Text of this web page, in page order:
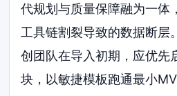
代规划与质量保障融为一体
工具链割裂导致的数据断层
创团队在导入初期，应优先
块，以敏捷模板跑通最小